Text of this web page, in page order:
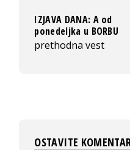
IZJAVA DANA: A od
ponedeljka u BORBU
prethodna vest
OSTAVITE